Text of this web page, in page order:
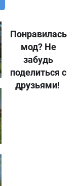
Понравилась
мод? Не
забудь
поделиться с
друзьями!